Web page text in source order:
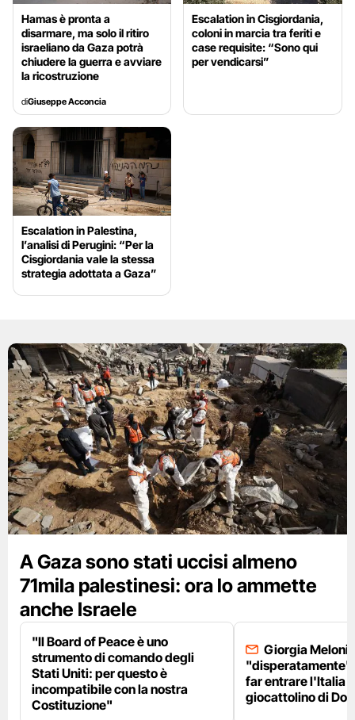
Hamas è pronta a
disarmare, ma solo il ritiro
israeliano da Gaza potrà
chiudere la guerra e avviare
la ricostruzione
diGiuseppe Acconcia
Escalation in Cisgiordania,
coloni in marcia tra feriti e
case requisite: “Sono qui
per vendicarsi”
Escalation in Palestina,
l’analisi di Perugini: “Per la
Cisgiordania vale la stessa
strategia adottata a Gaza”
A Gaza sono stati uccisi almeno
71mila palestinesi: ora lo ammette
anche Israele
"Il Board of Peace è uno
strumento di comando degli
Stati Uniti: per questo è
incompatibile con la nostra
Costituzione"
Giorgia Meloni
"disperatamente"
far entrare l'Italia
giocattolino di